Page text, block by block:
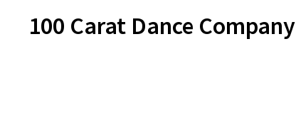
100 Carat Dance Company